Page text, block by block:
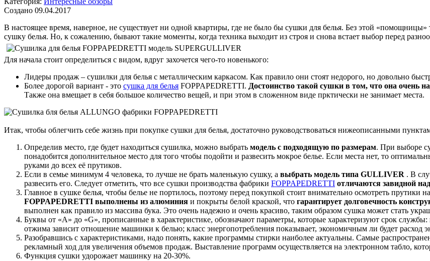
Создано 09.04.2017
В настоящее время, наверное, не существует ни одной квартиры, где не было бы сушки для белья. Без этой
сушку белья. Но, к сожалению, бывают такие моменты, когда техника выходит из строя и снова встает выбор перед
Для начала стоит определиться с видом, вдруг захочется чего-то новенького:
Лидеры продаж – сушилки для белья с металлическим каркасом. Как правило они стоят недорого, но довольно
Более дорогой вариант - это сушка для белья FOPPAPEDRETTI. Достоинство такой сушки в том, что она очень
Также она вмещает в себя большое количество вещей, и при этом в сложенном виде прктически не занимает места.
Итак, чтобы облегчить себе жизнь при покупке сушки для белья, достаточно руководствоваться нижеописанными
Определив место, где будет находиться сушилка, можно выбрать модель с подходящую по размерам. При выборе
понадобится дополнительное место для того чтобы подойти и развесить мокрое белье. Если места нет, то
руками до всех её прутиков.
Если в семье минимум 4 человека, то лучше не брать маленькую сушку, а выбрать модель типа GULLIVER . В
развесить его. Следует отметить, что все сушки производства фабрики FOPPAPEDRETTI отличаются завидной
Главное в сушке белья, чтобы белье не портилось, поэтому перед покупкой стоит внимательно осмотреть прутики
FOPPAPEDRETTI выполнены из алюминия и покрыты белой краской, что гарантирует долговечность
выполнен как правило из массива бука. Это очень надежно и очень красиво, таким образом сушка может стать
Буквы от «А» до «G», прописанные в характеристике, обозначают параметры, которые характеризуют срок службы:
отжима зависит отношение машинки к белью; класс энергопотребления показывает, экономичным ли будет расход
Разобравшись с характеристиками, надо понять, какие программы стирки наиболее актуальны. Самые
рекламный ход для увеличения объемов продаж. Выставление программ осуществляется на электронном табло,
Функция сушки удорожает машинку на 20-30%.